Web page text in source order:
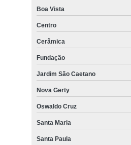
Boa Vista
Centro
Cerâmica
Fundação
Jardim São Caetano
Nova Gerty
Oswaldo Cruz
Santa Maria
Santa Paula